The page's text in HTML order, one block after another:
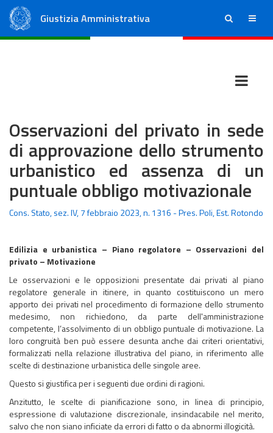
Giustizia Amministrativa ricerca menu
Osservazioni del privato in sede
di approvazione dello strumento
urbanistico ed assenza di un
puntuale obbligo motivazionale
Cons. Stato, sez. IV, 7 febbraio 2023, n. 1316 - Pres. Poli, Est. Rotondo
Edilizia e urbanistica – Piano regolatore – Osservazioni del
privato – Motivazione
Le osservazioni e le opposizioni presentate dai privati al piano
regolatore generale in itinere, in quanto costituiscono un mero
apporto dei privati nel procedimento di formazione dello strumento
medesimo, non richiedono, da parte dell'amministrazione
competente, l’assolvimento di un obbligo puntuale di motivazione. La
loro congruità ben può essere desunta anche dai criteri orientativi,
formalizzati nella relazione illustrativa del piano, in riferimento alle
scelte di destinazione urbanistica delle singole aree.
Questo si giustifica per i seguenti due ordini di ragioni.
Anzitutto, le scelte di pianificazione sono, in linea di principio,
espressione di valutazione discrezionale, insindacabile nel merito,
salvo che non siano inficiate da errori di fatto o da abnormi illogicità.